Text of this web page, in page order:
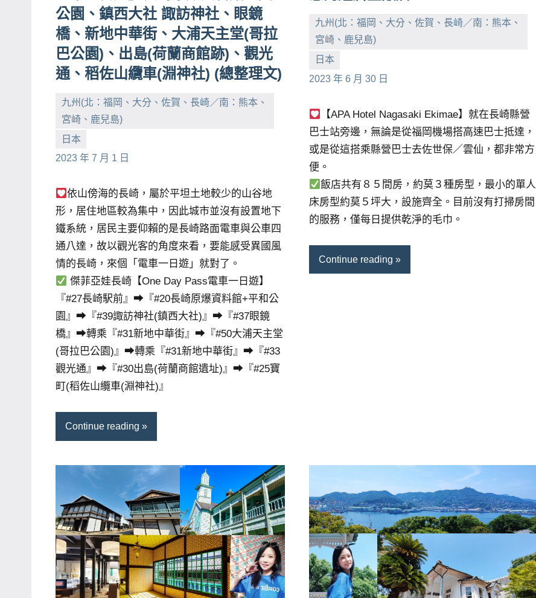
賓、
News
金
探
節
目
班
底、
景
主
持、
吳
哥
泰
國
旅
遊
書
者、
各
及
活
動
主
持、
學
公園、鎮西大社 諏訪神社、眼鏡
橋、新地中華街、大浦天主堂(哥拉
巴公園)、出島(荷蘭商館跡)、觀光
通、稻佐山纜車(淵神社) (總整理文)
九州(北：福岡、大分、佐賀、長崎／南：熊本、
宮崎、鹿兒島)
日本
2023 年 7 月 1 日
小
芳
No
comments
依山傍海的長崎，屬於平坦土地較少的山谷地
形，居住地區較為集中，因此城市並沒有設置地下
鐵系統，居民主要仰賴的是長崎路面電車與公車四
通八達，故以觀光客的角度來看，要能感受異國風
情的長崎，來個「電車一日遊」就對了。
傑菲亞娃長崎【One Day Pass電車一日遊】
『#27長崎駅前』➡『#20長崎原爆資料館+平和公
園』➡『#39諏訪神社(鎮西大社)』➡『#37眼鏡
橋』➡轉乘『#31新地中華街』➡『#50大浦天主堂
(哥拉巴公園)』➡轉乘『#31新地中華街』➡『#33
觀光通』➡『#30出島(荷蘭商館遺址)』➡『#25寶
町(稻佐山纜車(淵神社)』
Continue reading
九州(北：福岡、大分、佐賀、長崎／南：熊本、
宮崎、鹿兒島)
日本
2023 年 6 月 30 日
小
芳
No
comments
【APA Hotel Nagasaki Ekimae】就在長崎縣營
巴士站旁邊，無論是從福岡機場搭高速巴士抵達，
或是從這搭乘縣營巴士去佐世保／雲仙，都非常方
便。
飯店共有８５間房，約莫３種房型，最小的單人
床房型約莫５坪大，設施齊全。目前沒有打掃房間
的服務，僅每日提供乾淨的毛巾。
Continue reading